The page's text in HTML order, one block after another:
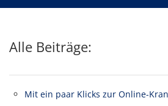
Alle Beiträge:
Mit ein paar Klicks zur Online-